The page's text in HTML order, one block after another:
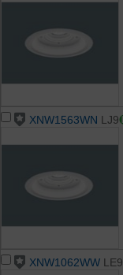
XNW1563WN LJ9
XNW1062WW LE9